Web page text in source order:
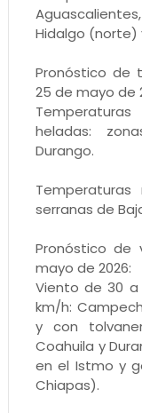
Hidalgo (norte)
Pronóstico de
25 de mayo de
heladas:
Durango.
serranas de
Pronóstico de
mayo de 2026:
Viento de 30
km/h:
y con
Coahuila y
en el Istmo y
Chiapas).